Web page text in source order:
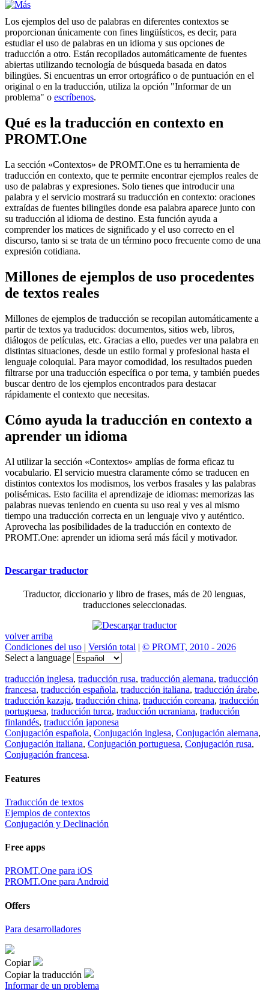
Los ejemplos del uso de palabras en diferentes contextos se
proporcionan únicamente con fines lingüísticos, es decir, para
estudiar el uso de palabras en un idioma y sus opciones de
traducción a otro. Están recopilados automáticamente de fuentes
abiertas utilizando tecnología de búsqueda basada en datos
bilingües. Si encuentras un error ortográfico o de puntuación en el
original o en la traducción, utiliza la opción "Informar de un
problema" o escríbenos.
Qué es la traducción en contexto en
PROMT.One
La sección «Contextos» de PROMT.One es tu herramienta de
traducción en contexto, que te permite encontrar ejemplos reales de
uso de palabras y expresiones. Solo tienes que introducir una
palabra y el servicio mostrará su traducción en contexto: oraciones
extraídas de fuentes bilingües donde esa palabra aparece junto con
su traducción al idioma de destino. Esta función ayuda a
comprender los matices de significado y el uso correcto en el
discurso, tanto si se trata de un término poco frecuente como de una
expresión cotidiana.
Millones de ejemplos de uso procedentes
de textos reales
Millones de ejemplos de traducción se recopilan automáticamente a
partir de textos ya traducidos: documentos, sitios web, libros,
diálogos de películas, etc. Gracias a ello, puedes ver una palabra en
distintas situaciones, desde un estilo formal y profesional hasta el
lenguaje coloquial. Para mayor comodidad, los resultados pueden
filtrarse por una traducción específica o por tema, y también puedes
buscar dentro de los ejemplos encontrados para destacar
rápidamente el contexto que necesitas.
Cómo ayuda la traducción en contexto a
aprender un idioma
Al utilizar la sección «Contextos» amplías de forma eficaz tu
vocabulario. El servicio muestra claramente cómo se traducen en
distintos contextos los modismos, los verbos frasales y las palabras
polisémicas. Esto facilita el aprendizaje de idiomas: memorizas las
palabras nuevas teniendo en cuenta su uso real y ves al mismo
tiempo una traducción correcta en un lenguaje vivo y auténtico.
Aprovecha las posibilidades de la traducción en contexto de
PROMT.One: aprender un idioma será más fácil y motivador.
Descargar traductor
Traductor, diccionario y libro de frases, más de 20 lenguas,
traducciones seleccionadas.
volver arriba
Condiciones del uso | Versión total | © PROMT, 2010 - 2026
Select a language
traducción inglesa, traducción rusa, traducción alemana, traducción
francesa, traducción española, traducción italiana, traducción árabe,
traducción kazaja, traducción china, traducción coreana, traducción
portuguesa, traducción turca, traducción ucraniana, traducción
finlandés, traducción japonesa
Conjugación española, Conjugación inglesa, Conjugación alemana,
Conjugación italiana, Conjugación portuguesa, Conjugación rusa,
Conjugación francesa.
Features
Traducción de textos
Ejemplos de contextos
Conjugación y Declinación
Free apps
PROMT.One para iOS
PROMT.One para Android
Offers
Para desarrolladores
Copiar
Copiar la traducción
Informar de un problema